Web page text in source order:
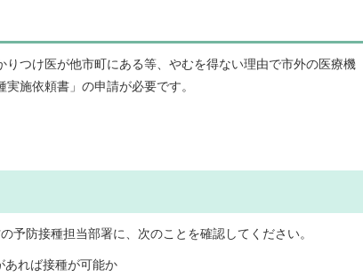
つけ医が他市町にある等、やむを得ない理由で市外の医療機
施依頼書」の申請が必要です。
予防接種担当部署に、次のことを確認してください。
あれば接種が可能か